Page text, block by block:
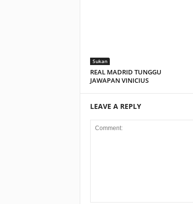
Sukan
REAL MADRID TUNGGU
JAWAPAN VINICIUS
LEAVE A REPLY